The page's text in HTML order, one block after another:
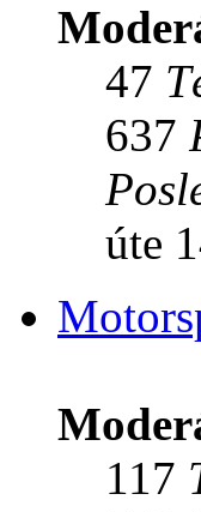
47
637
úte
117